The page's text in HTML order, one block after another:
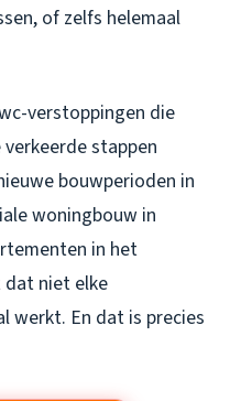
of zelfs helemaal
verstoppingen die
stappen
bouwperioden in
woningbouw in
in het
dat niet elke
werkt. En dat is precies